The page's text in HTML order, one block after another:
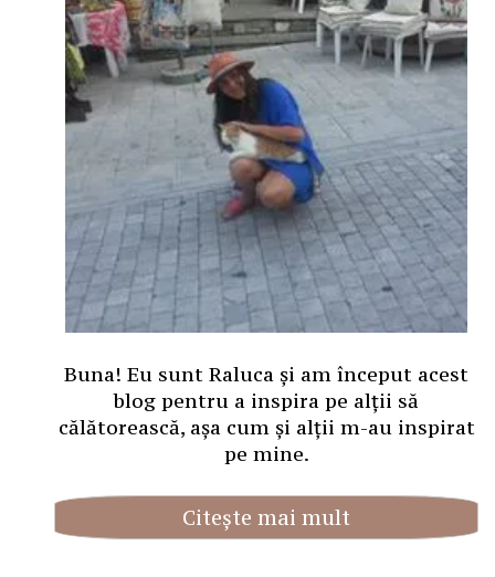
Buna! Eu sunt Raluca și am început acest
blog pentru a inspira pe alții să
călătorească, așa cum și alții m-au inspirat
pe mine.
Citește mai mult